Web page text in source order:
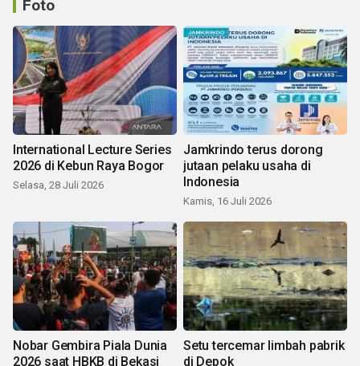
Foto
International Lecture Series
2026 di Kebun Raya Bogor
Selasa, 28 Juli 2026
Jamkrindo terus dorong
jutaan pelaku usaha di
Indonesia
Kamis, 16 Juli 2026
Nobar Gembira Piala Dunia
2026 saat HBKB di Bekasi
Setu tercemar limbah pabrik
di Depok